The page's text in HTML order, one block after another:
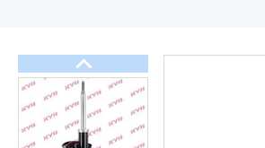
Корнева група